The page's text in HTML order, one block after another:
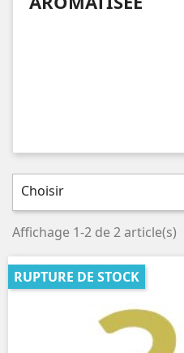
Choisir
Affichage 1-2 de 2 article(s)
RUPTURE DE STOCK